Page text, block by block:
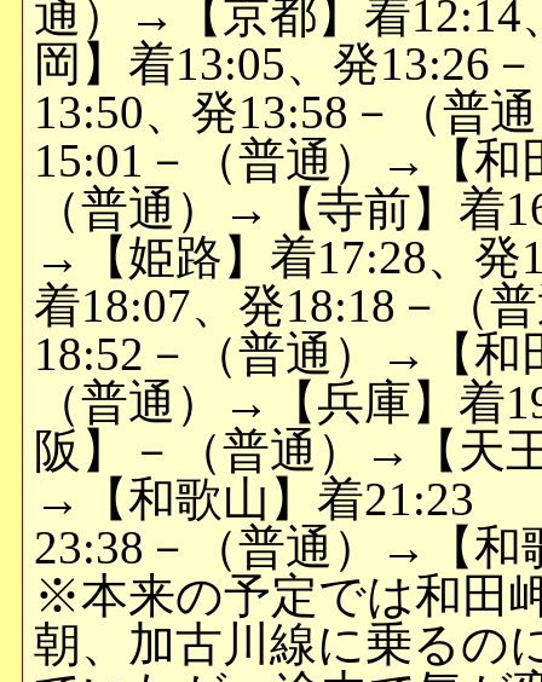
通）→【京都】着
岡】着13:05、発13:26
13:50、発13:58－（普
15:01－（普通）→【和
（普通）→【寺前】着
→【姫路】着17:28、
着18:07、発18:18－（
18:52－（普通）→【和
（普通）→【兵庫】着
阪】－（普通）→【天
→【和歌山】着21:23
23:38－（普通）→【和
※本来の予定では和田
朝、加古川線に乗るの